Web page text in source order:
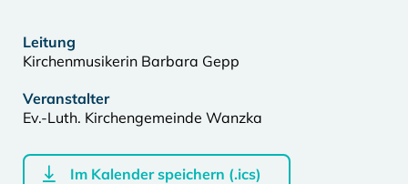
Leitung
Kirchenmusikerin Barbara Gepp
Veranstalter
Ev.-Luth. Kirchengemeinde Wanzka
Im Kalender speichern (.ics)